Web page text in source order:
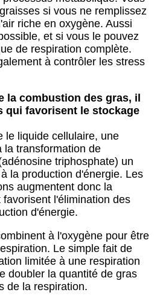
si vous ne remplissez
riche en oxygène. Aussi
et si vous le pouvez
de respiration complète.
à contrôler les stress
la combustion des gras, il
qui favorisent le stockage
le liquide cellulaire, une
la transformation de
triphosphate) un
la production d'énergie. Les
augmentent donc la
favorisent l'élimination des
d'énergie.
à l'oxygène pour être
Le simple fait de
limitée à une respiration
doubler la quantité de gras
de la respiration.